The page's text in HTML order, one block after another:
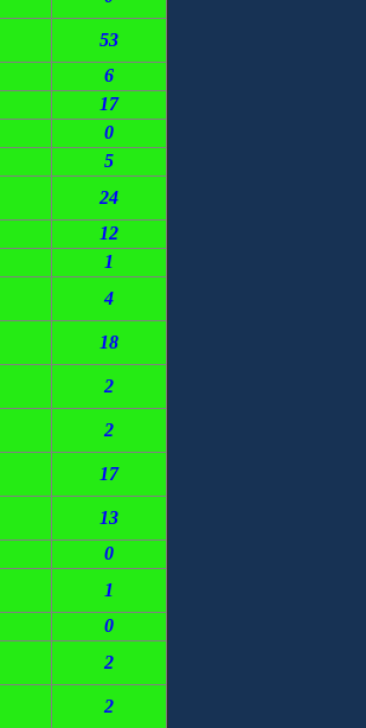
53
6
17
0
5
24
12
1
4
18
2
2
17
13
0
1
0
2
2